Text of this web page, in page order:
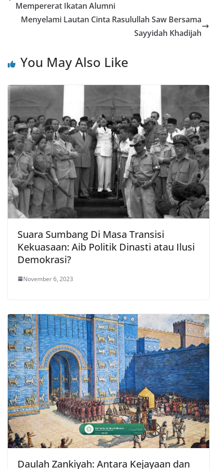
Mempererat Ikatan Alumni
Menyelami Lautan Cinta Rasulullah Saw Bersama
Sayyidah Khadijah
You May Also Like
Suara Sumbang Di Masa Transisi
Kekuasaan: Aib Politik Dinasti atau Ilusi
Demokrasi?
November 6, 2023
Daulah Zankiyah: Antara Kejayaan dan